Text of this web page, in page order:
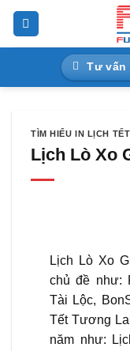
Bỏ
nội
Tư vấn
TÌM HIỂU IN LỊCH TẾT
Lịch Lò Xo
Lịch Lò Xo
chủ đề như:
Tài Lộc,
Tết Tương
năm như: